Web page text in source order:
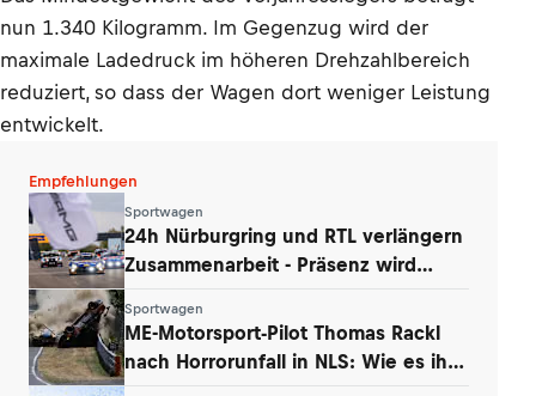
nun 1.340 Kilogramm. Im Gegenzug wird der
maximale Ladedruck im höheren Drehzahlbereich
reduziert, so dass der Wagen dort weniger Leistung
entwickelt.
Empfehlungen
Sportwagen
24h Nürburgring und RTL verlängern
Zusammenarbeit - Präsenz wird
Sportwagen
ME-Motorsport-Pilot Thomas Rackl
nach Horrorunfall in NLS: Wie es ihm